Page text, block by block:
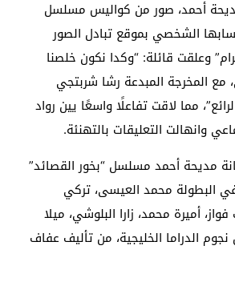
أحمد، صور من كواليس مسلسل
الشخصي بموقع تبادل الصور
وعلقت قائلة: “وكدا نكون خلصنا
مع المخرجة المبدعة رشا شربتجي
مما لاقت تفاعلًا واسعًا يين رواد
وانهالت التعليقات بالتهنئة.
مديحة أحمد مسلسل “بخور القصائد”
البطولة محمد العيسى، تركي
أميرة محمد، زارا البلوشي، ميلا
الدراما الخليجية، من تأليف عفاف